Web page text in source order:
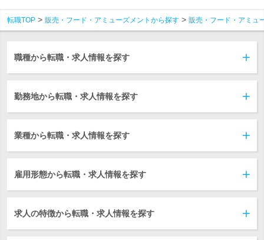
転職TOP 販売・フード・アミューズメントから探す 販売・フード・アミュ
職種から転職・求人情報を探す
勤務地から転職・求人情報を探す
業種から転職・求人情報を探す
雇用形態から転職・求人情報を探す
求人の特徴から転職・求人情報を探す